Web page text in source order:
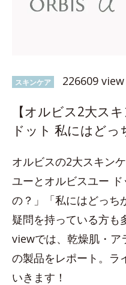
スキンケア 226609 view
【オルビス2大ス
ドット 私にはどっ
オルビスの2大スキン
ユーとオルビスユー
の？」「私にはどっち
疑問を持っている方も
viewでは、乾燥肌・ア
の製品をレポート。ラ
いきます！